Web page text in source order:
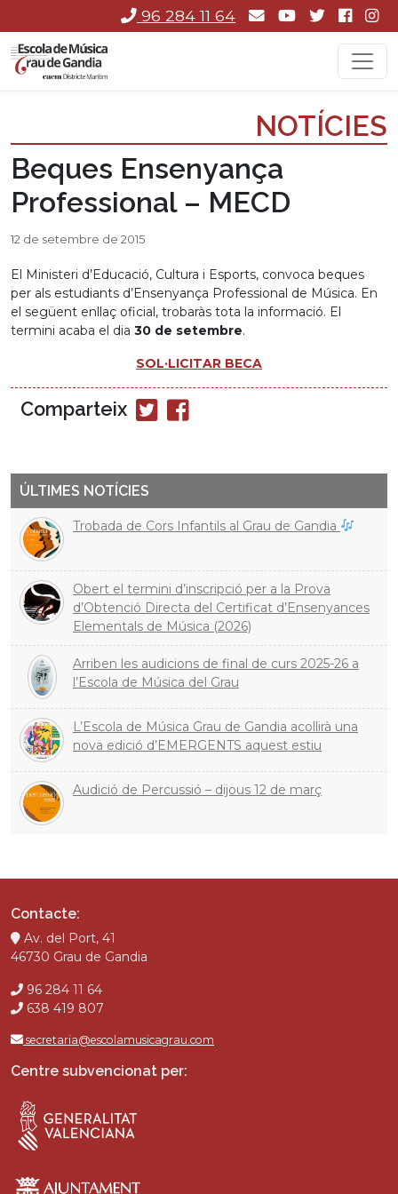
96 284 11 64
NOTÍCIES
Beques Ensenyança
Professional – MECD
12 de setembre de 2015
El Ministeri d’Educació, Cultura i Esports, convoca beques
per als estudiants d’Ensenyança Professional de Música. En
el següent enllaç oficial, trobaràs tota la informació. El
termini acaba el dia 30 de setembre.
SOL·LICITAR BECA
Comparteix
Compartir
en
Compartir
en
ÚLTIMES NOTÍCIES
Trobada de Cors Infantils al Grau de Gandia
Obert el termini d’inscripció per a la Prova
d’Obtenció Directa del Certificat d’Ensenyances
Elementals de Música (2026)
Arriben les audicions de final de curs 2025-26 a
l’Escola de Música del Grau
L’Escola de Música Grau de Gandia acollirà una
nova edició d’EMERGENTS aquest estiu
Audició de Percussió – dijous 12 de març
Contacte:
Av. del Port, 41
46730 Grau de Gandia
96 284 11 64
638 419 807
secretaria@escolamusicagrau.com
Centre subvencionat per: